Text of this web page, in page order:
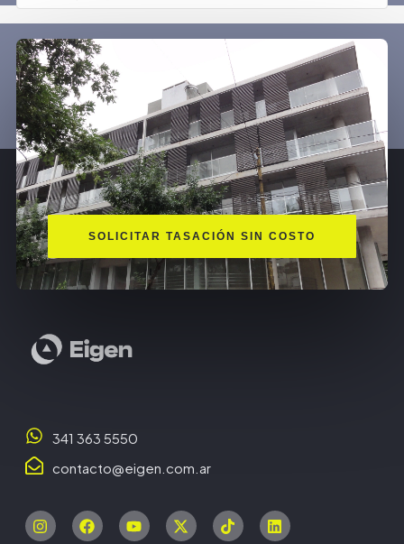
SOLICITAR TASACIÓN SIN COSTO
341 363 5550
contacto@eigen.com.ar